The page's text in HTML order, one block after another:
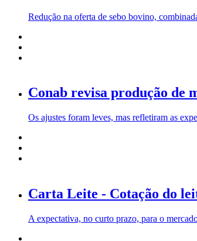
Redução na oferta de sebo bovino,
Conab revisa produção de
Os ajustes foram leves, mas refletiram as
Carta Leite - Cotação do
A expectativa, no curto prazo, para o